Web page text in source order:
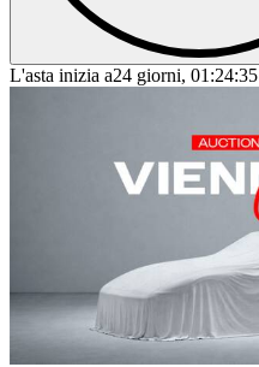
L'asta inizia a24 giorni, 01:24:35